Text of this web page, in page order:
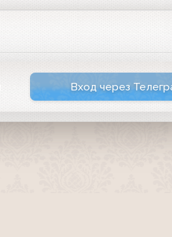
Вход через